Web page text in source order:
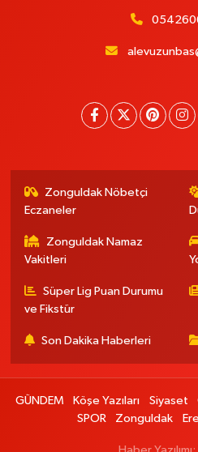
Zonguldak Nöbetçi
Eczaneler
Zonguldak Namaz
Vakitleri
Süper Lig Puan Durumu
ve Fikstür
Son Dakika Haberleri
GÜNDEM Köşe Yazıları Siyaset
SPOR
Zonguldak